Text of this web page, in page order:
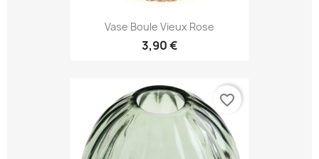
Vase Boule Vieux Rose
3,90 €
favorite_border